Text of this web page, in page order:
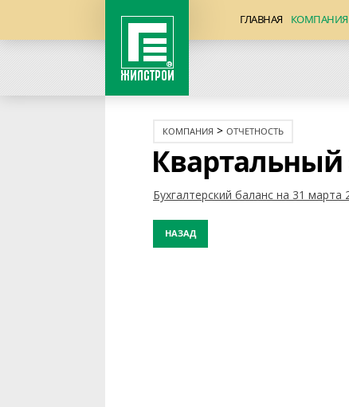
ГЛАВНАЯ КОМПАНИЯ
КОМПАНИЯ > ОТЧЕТНОСТЬ
Квартальный
Бухгалтерский баланс на 31
НАЗАД